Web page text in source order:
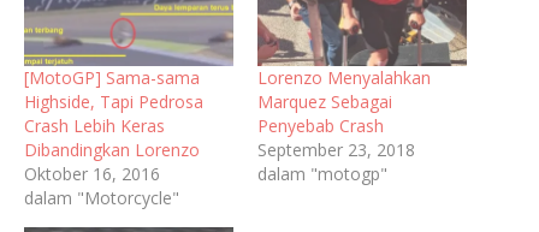
[MotoGP] Sama-sama
Highside, Tapi Pedrosa
Crash Lebih Keras
Dibandingkan Lorenzo
Oktober 16, 2016
dalam "Motorcycle"
Lorenzo Menyalahkan
Marquez Sebagai
Penyebab Crash
September 23, 2018
dalam "motogp"